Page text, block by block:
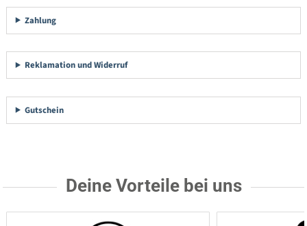
Zahlung
Reklamation und Widerruf
Gutschein
Deine Vorteile bei uns